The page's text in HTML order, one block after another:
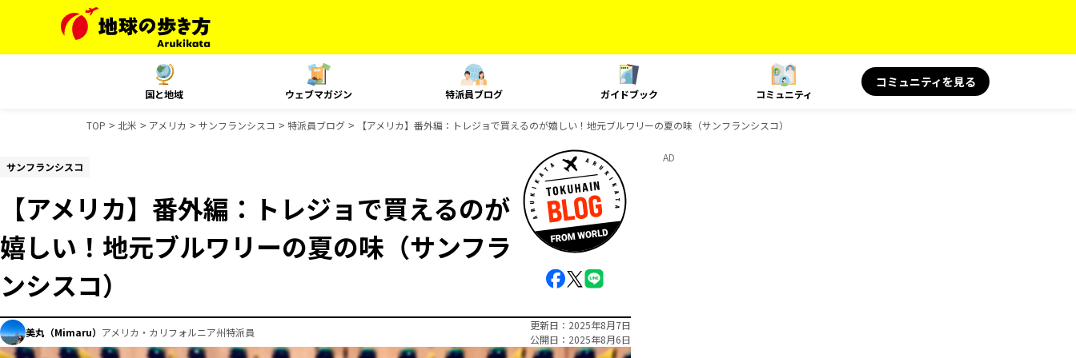
国と地域 ウェブマガジン 特派員ブログ ガイドブック コミュニティ
コミュニティを見る
TOP 北米 アメリカ サンフランシスコ 特派員ブログ 【アメリカ】番外編：トレジョで買えるのが嬉しい！地元ブルワリーの夏の味（サンフランシスコ）
サンフランシスコ
【アメリカ】番外編：トレジョで買えるのが
嬉しい！地元ブルワリーの夏の味（サンフラ
ンシスコ）
美丸（Mimaru） アメリカ・カリフォルニア州特派員
更新日
2025年8月7日
公開日
2025年8月6日
AD